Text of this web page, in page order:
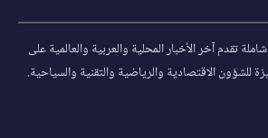
تقدم آخر الأخبار المحلية والعربية والعالمية على
للشؤون الاقتصادية والرياضية والتقنية والسياحية.